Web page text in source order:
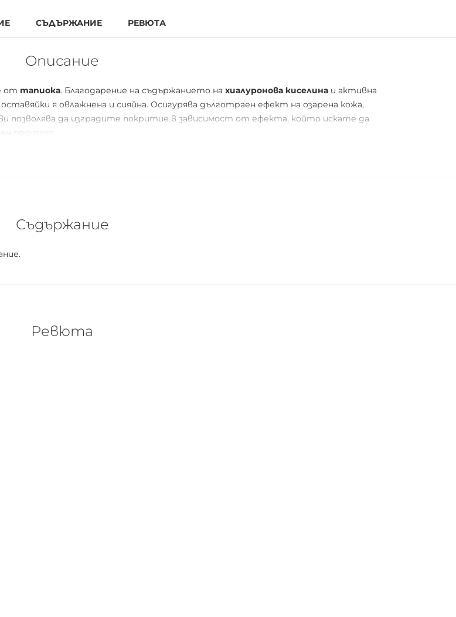
СЪДЪРЖАНИЕ РЕВЮТА
Описание
от тапиока. Благодарение на съдържанието на хиалуронова киселина и активна
я овлажнена и сияйна. Осигурява дълготраен ефект на озарена кожа,
позволява да изградите покритие в зависимост от ефекта, който искате да
произход.
Съдържание
Ревюта